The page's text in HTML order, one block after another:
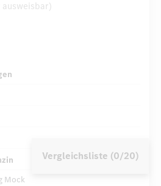
Mock
Vergleichsliste (0/20)